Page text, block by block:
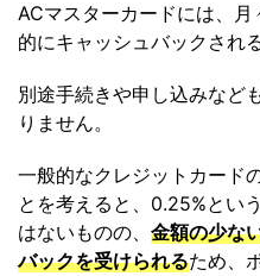
ACマスターカードには、
的にキャッシュバックされ
別途手続きや申し込みなど
りません。
一般的なクレジットカード
とを考えると、0.25%とい
はないものの、 金額の少な
バックを受けられるため、